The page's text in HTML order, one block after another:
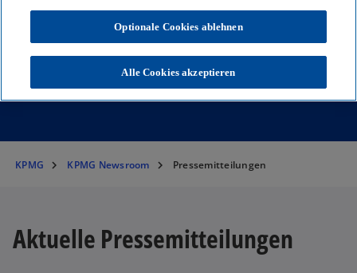
Diese Seite bietet Journalisten einen
Überblick über Pressemitteilungen und
zahlreiche Materialien zur weiteren
KPMG KPMG Newsroom Pressemitteilungen
Aktuelle Pressemitteilungen
Optionale Cookies ablehnen
Alle Cookies akzeptieren